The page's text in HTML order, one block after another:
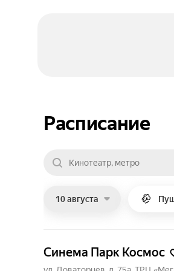
Расписание
10 августа
Синема Парк Космос